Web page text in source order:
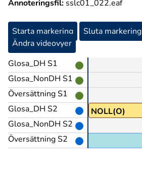
Annoteringsfil: sslc01_022.eaf
Starta markering Sluta markering
Ändra videovyer
Glosa_DH S1
Glosa_NonDH S1
Översättning S1
Glosa_DH S2
Glosa_NonDH S2
Översättning S2
NOLL(O)